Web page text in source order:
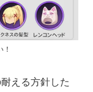
える方針した